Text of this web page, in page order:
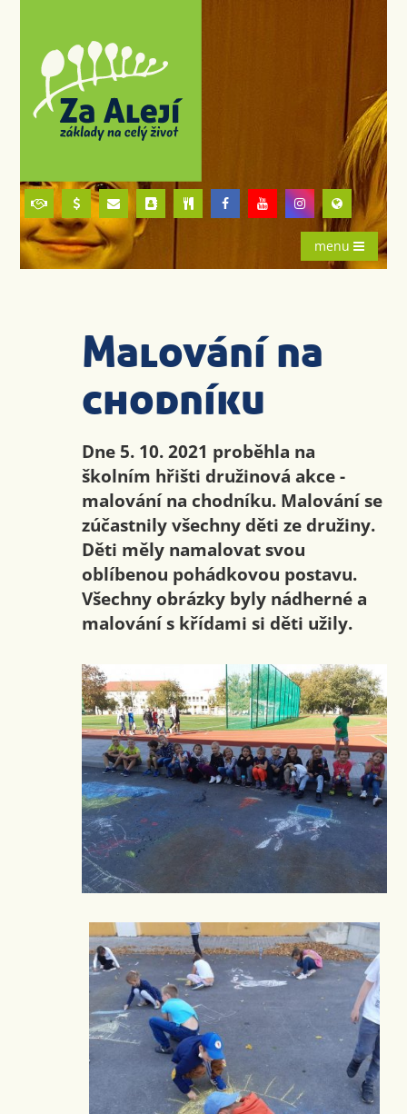
menu
Malování na
chodníku
Dne 5. 10. 2021 proběhla na
školním hřišti družinová akce -
malování na chodníku. Malování se
zúčastnily všechny děti ze družiny.
Děti měly namalovat svou
oblíbenou pohádkovou postavu.
Všechny obrázky byly nádherné a
malování s křídami si děti užily.